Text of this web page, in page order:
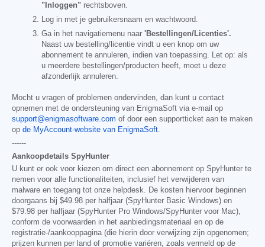
"Inloggen" rechtsboven.
Log in met je gebruikersnaam en wachtwoord.
Ga in het navigatiemenu naar 'Bestellingen/Licenties'.
Naast uw bestelling/licentie vindt u een knop om uw
abonnement te annuleren, indien van toepassing. Let op: als
u meerdere bestellingen/producten heeft, moet u deze
afzonderlijk annuleren.
Mocht u vragen of problemen ondervinden, dan kunt u contact
opnemen met de ondersteuning van EnigmaSoft via e-mail op
support@enigmasoftware.com of door een supportticket aan te maken
op de MyAccount-website van EnigmaSoft.
------
Aankoopdetails SpyHunter
U kunt er ook voor kiezen om direct een abonnement op SpyHunter te
nemen voor alle functionaliteiten, inclusief het verwijderen van
malware en toegang tot onze helpdesk. De kosten hiervoor beginnen
doorgaans bij $49.98 per halfjaar (SpyHunter Basic Windows) en
$79.98 per halfjaar (SpyHunter Pro Windows/SpyHunter voor Mac),
conform de voorwaarden in het aanbiedingsmateriaal en op de
registratie-/aankooppagina (die hierin door verwijzing zijn opgenomen;
prijzen kunnen per land of promotie variëren, zoals vermeld op de